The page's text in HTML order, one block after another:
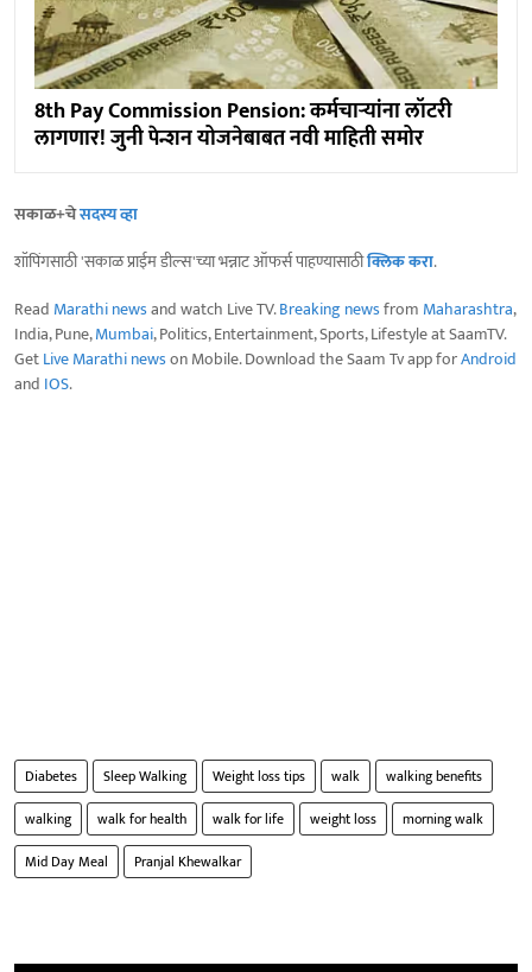
8th Pay Commission Pension: कर्मचाऱ्यांना लॉटरी
लागणार! जुनी पेन्शन योजनेबाबत नवी माहिती समोर
सकाळ+चेसदस्य व्हा
शॉपिंगसाठी 'सकाळ प्राईम डील्स'च्या भन्नाट ऑफर्स पाहण्यासाठीक्लिक करा.
Read Marathi newsand watch Live TV.Breaking newsfrom Maharashtra,
India, Pune,Mumbai, Politics, Entertainment, Sports, Lifestyle at SaamTV.
GetLive Marathi newson Mobile. Download the Saam Tv app forAndroid
and IOS.
Diabetes Sleep Walking Weight loss tips walk
walking benefits
walking
walk for health walk for life weight loss
morning walk
Mid Day Meal
Pranjal Khewalkar